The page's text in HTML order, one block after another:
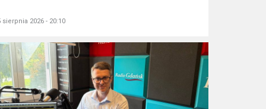
sierpnia 2026 - 20:10